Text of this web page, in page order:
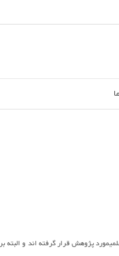
پژوهش قرار گرفته اند و البته